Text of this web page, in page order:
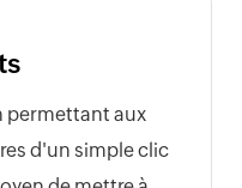
permettant aux
d'un simple clic